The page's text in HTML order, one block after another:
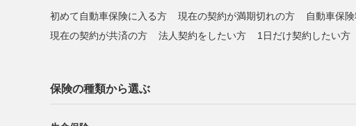
初めて自動車保険に入る方 現在の契約が満期切れの方 自動車保
現在の契約が共済の方
法人契約をしたい方 1日だけ契約したい方
保険の種類から選ぶ